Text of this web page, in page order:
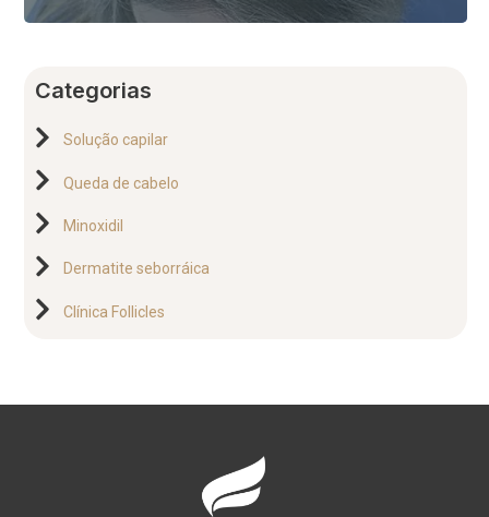
Categorias
Solução capilar
Queda de cabelo
Minoxidil
Dermatite seborráica
Clínica Follicles